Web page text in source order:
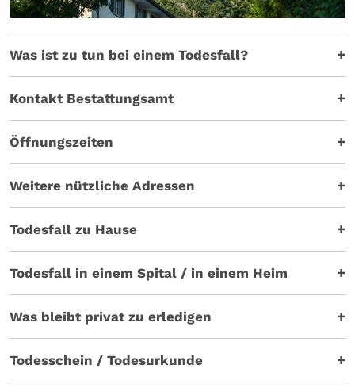
Was ist zu tun bei einem Todesfall?
Kontakt Bestattungsamt
Öffnungszeiten
Weitere nützliche Adressen
Todesfall zu Hause
Todesfall in einem Spital / in einem Heim
Was bleibt privat zu erledigen
Todesschein / Todesurkunde